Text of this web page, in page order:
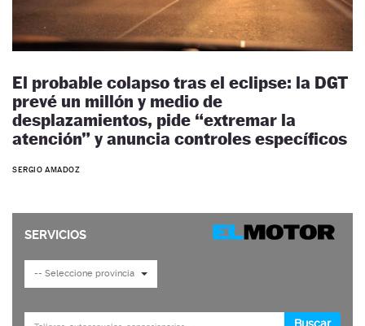
El probable colapso tras el eclipse: la DGT
prevé un millón y medio de
desplazamientos, pide “extremar la
atención” y anuncia controles específicos
SERGIO AMADOZ